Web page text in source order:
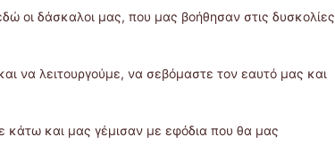
οι δάσκαλοι μας, που μας βοήθησαν στις δυσκολίες
να λειτουργούμε, να σεβόμαστε τον εαυτό μας και
και μας γέμισαν με εφόδια που θα μας